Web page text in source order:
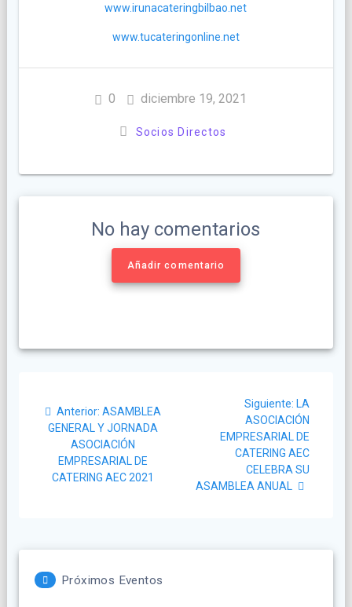
www.irunacateringbilbao.net
www.tucateringonline.net
0 diciembre 19, 2021
Socios Directos
No hay comentarios
Añadir comentario
de
entradas
Anterior: Post
anterior:
ASAMBLEA
GENERAL Y JORNADA
ASOCIACIÓN
EMPRESARIAL DE
CATERING AEC 2021
Siguiente: Siguiente
post:
LA
ASOCIACIÓN
EMPRESARIAL DE
CATERING AEC
CELEBRA SU
ASAMBLEA ANUAL
Próximos Eventos